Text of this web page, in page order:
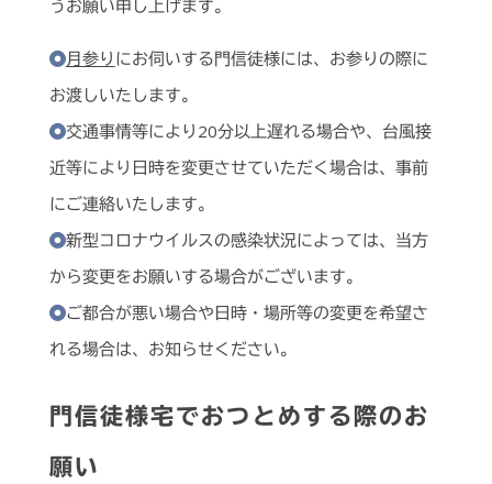
うお願い申し上げます。
月参り にお伺いする門信徒様には、お参りの際に
お渡しいたします。
交通事情等により20分以上遅れる場合や、台風接
近等により日時を変更させていただく場合は、事前
にご連絡いたします。
新型コロナウイルスの感染状況によっては、当方
から変更をお願いする場合がございます。
ご都合が悪い場合や日時・場所等の変更を希望さ
れる場合は、お知らせください。
門信徒様宅でおつとめする際のお
願い